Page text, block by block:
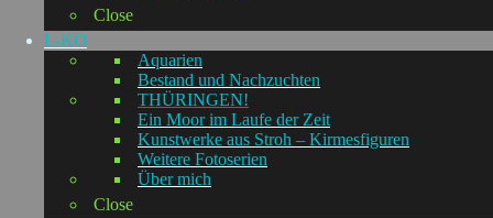
Close
L-KO
Aquarien
Bestand und Nachzuchten
THÜRINGEN!
Ein Moor im Laufe der Zeit
Kunstwerke aus Stroh – Kirmesfiguren
Weitere Fotoserien
Über mich
Close